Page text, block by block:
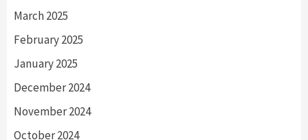
March 2025
February 2025
January 2025
December 2024
November 2024
October 2024